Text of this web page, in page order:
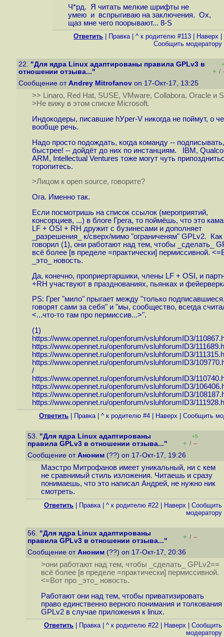
Ч*рд. Я читать мелкие шрифты не
умею и вспрыгиваю на заключения. Ох,
щаз мне чего поорывают... 8-S
Ответить Правка| ^ к родителю #113 Наверх
Cообщить модератору
22. "Для ядра Linux адаптированы правила GPLv3 в
отношении отзыва..."
+ /
Сообщение от Andrey Mitrofanov on 17-Окт-17, 13:25
>> Linaro, Red Hat, SUSE, VMware, Collabora, Oracle и
>Не вижу в этом списке Microsoft.
Индокодеры, писавшие hУper-V никогда не поймут, о
вообще речь.
Надо просто подождать, когда команду -- подписывать,
быстрее! -- дойдёт до них по инстанциям. IBM,
ARM, Intellectual Ventures тоже могут чуть
торопитесь.
>Лицом к open source, говорите?
Ога. Именно так.
Если посмотришь на список ссылок (мероприятий,
консорциев, ...) в блоге Грега, то поймёшь, что это
LF + OSI + RH дружит с бузинесами и дополняет
_разрешения_ к/сверх/мимо "ограниченям" GPLv2.
говорил (1), они работают над тем, чтобы _сделать_
всё более [в пределе =практически] пермиссивной.
_это_ новость.
Да, конечно, проприертаршики, члены LF + OSI, и
+RH участвуют в празднованиях, пьянках и
PS: Грег "мило" прыгает между "только
говорят сами за себя" и "мы, сообщество, всегда
<...что-то там про пермиссив...>".
(1)
https://www.opennet.ru/openforum/vsluhforumID3/
https://www.opennet.ru/openforum/vsluhforumID3/
https://www.opennet.ru/openforum/vsluhforumID3/
https://www.opennet.ru/openforum/vsluhforumID3/
/
https://www.opennet.ru/openforum/vsluhforumID3/
https://www.opennet.ru/openforum/vsluhforumID3/
https://www.opennet.ru/openforum/vsluhforumID3/
https://www.opennet.ru/openforum/vsluhforumID3/
Ответить Правка| ^ к родителю #4 Наверх Cообщить
53. "Для ядра Linux адаптированы
правила GPLv3 в отношении отзыва..."
+5
+ / –
Сообщение от Аноним (??) on 17-Окт-17, 19:26
Маэстро Митрофанов имеет уникальный, ни с кем
не сравнимый стиль изложения. Читаешь и сразу
понимаешь, что это написал Андрей, не нужно ник
смотреть.
Ответить Правка| ^ к родителю #22 Наверх
Cообщить
модератору
56. "Для ядра Linux адаптированы
правила GPLv3 в отношении отзыва..."
+ / –
Сообщение от Аноним (??) on 17-Окт-17, 20:36
>они работают над тем, чтобы _сделать_ GPLv2==
всё более [в пределе =практически] пермиссивной.
<=Вот про _это_ новость.
Работают они над тем, чтобы приватизировать
право единственно верного понимания и толкования
GPLv2 в случае приложения к linux.
Ответить Правка| ^ к родителю #22 Наверх
Cообщить
модератору